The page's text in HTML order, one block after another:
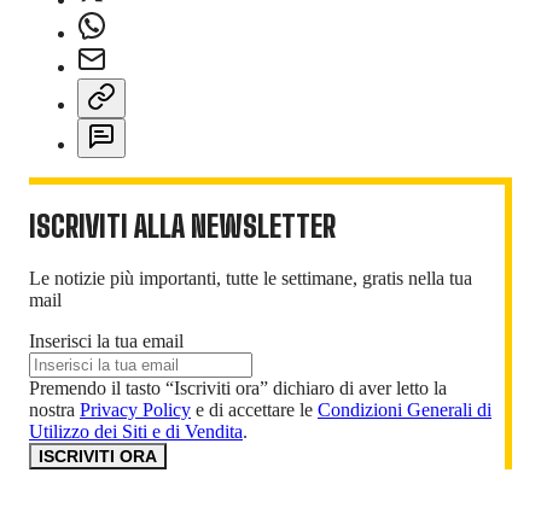
ISCRIVITI ALLA NEWSLETTER
Le notizie più importanti, tutte le settimane, gratis nella tua
mail
Inserisci la tua email
Premendo il tasto “Iscriviti ora” dichiaro di aver letto la
nostra Privacy Policy e di accettare le Condizioni Generali di
Utilizzo dei Siti e di Vendita.
ISCRIVITI ORA